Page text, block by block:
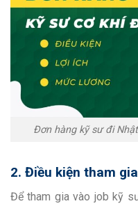
Đơn hàng kỹ sư đi
2. Điều kiện tham
Để tham gia vào job kỹ